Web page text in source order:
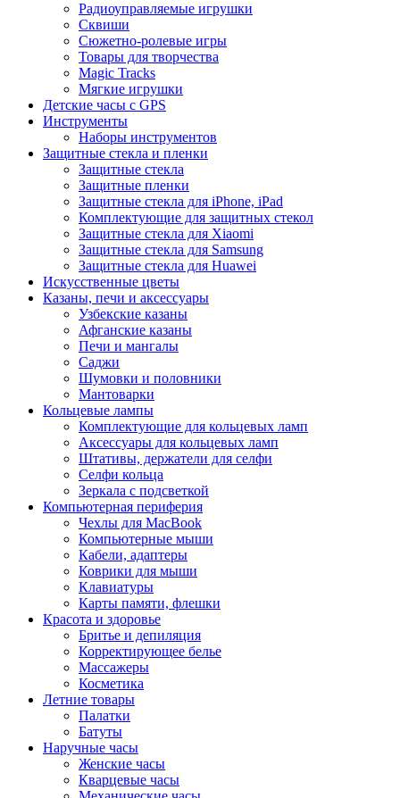
Радиоуправляемые игрушки
Сквиши
Сюжетно-ролевые игры
Товары для творчества
Magic Tracks
Мягкие игрушки
Детские часы с GPS
Инструменты
Наборы инструментов
Защитные стекла и пленки
Защитные стекла
Защитные пленки
Защитные стекла для iPhone, iPad
Комплектующие для защитных стекол
Защитные стекла для Xiaomi
Защитные стекла для Samsung
Защитные стекла для Huawei
Искусственные цветы
Казаны, печи и аксессуары
Узбекские казаны
Афганские казаны
Печи и мангалы
Саджи
Шумовки и половники
Мантоварки
Кольцевые лампы
Комплектующие для кольцевых ламп
Аксессуары для кольцевых ламп
Штативы, держатели для селфи
Селфи кольца
Зеркала с подсветкой
Компьютерная периферия
Чехлы для MacBook
Компьютерные мыши
Кабели, адаптеры
Коврики для мыши
Клавиатуры
Карты памяти, флешки
Красота и здоровье
Бритье и депиляция
Корректирующее белье
Массажеры
Косметика
Летние товары
Палатки
Батуты
Наручные часы
Женские часы
Кварцевые часы